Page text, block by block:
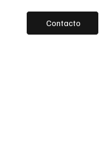
Contacto